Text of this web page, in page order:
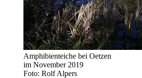
Amphibienteiche bei Oetzen
im November 2019
Foto: Rolf Alpers